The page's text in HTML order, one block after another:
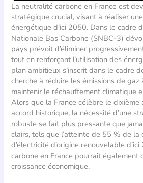
La neutralité carbone en France est
stratégique crucial, visant à réaliser
énergétique d’ici 2050. Dans le cadre
Nationale Bas Carbone (SNBC-3)
pays prévoit d’éliminer
tout en renforçant l’utilisation des
plan ambitieux s’inscrit dans le cadre
cherche à réduire les émissions de
maintenir le réchauffement climatique
Alors que la France célèbre le dixième
accord historique, la nécessité d’une
robuste se fait plus pressante que
clairs, tels que l’atteinte de 55 % de la
d’électricité d’origine renouvelable
carbone en France pourrait également
croissance économique.